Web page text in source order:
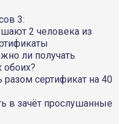
3:
2 человека из
ли получать
обоих?
сертификат на 40
в зачёт прослушанные